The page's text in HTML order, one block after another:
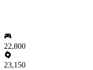
22,800
23,150